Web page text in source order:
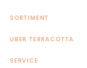
SORTIMENT
Terrakotta Töpfe
Eckige Terrakotta Töpfe
UBER TERRACOTTA
Kontakt
SERVICE